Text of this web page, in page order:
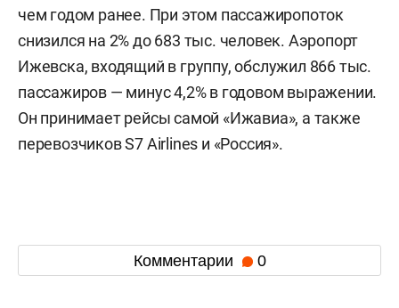
чем годом ранее. При этом пассажиропоток
снизился на 2% до 683 тыс. человек. Аэропорт
Ижевска, входящий в группу, обслужил 866 тыс.
пассажиров — минус 4,2% в годовом выражении.
Он принимает рейсы самой «Ижавиа», а также
перевозчиков S7 Airlines и «Россия».
Комментарии 0